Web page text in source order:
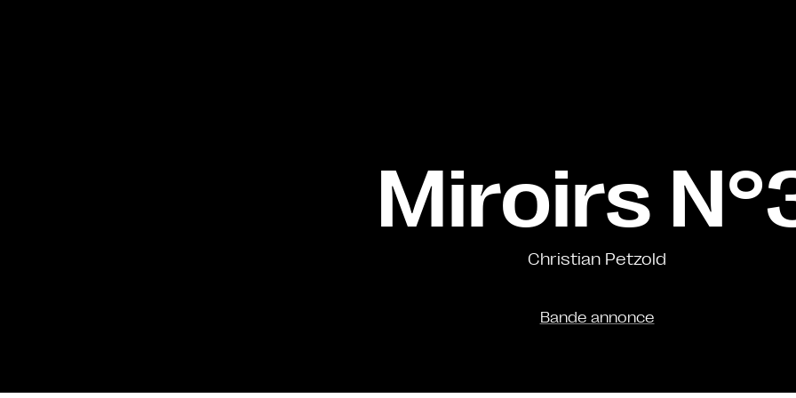
Miroirs
Christian Petzold
Bande annonce